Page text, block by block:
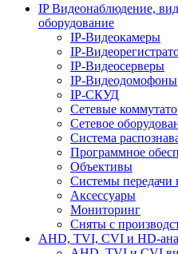
IP Видеонаблюдение,
оборудование
IP-Видеокамеры
IP-
IP-Видеосерверы
IP-Видеодомофоны
IP-СКУД
Сетевые
Сетевое
Система
Программное
Объективы
Системы передачи
Аксессуары
Мониторинг
Сняты с
AHD, TVI, CVI и HD-